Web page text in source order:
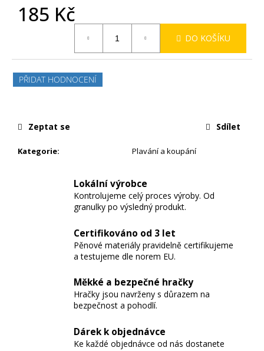
185 Kč
DO KOŠÍKU
PŘIDAT HODNOCENÍ
Kategorie: Plavání a koupání
Zeptat se Sdílet
Lokální výrobce
Kontrolujeme celý proces výroby. Od
granulky po výsledný produkt.
Certifikováno od 3 let
Pěnové materiály pravidelně certifikujeme
a testujeme dle norem EU.
Měkké a bezpečné hračky
Hračky jsou navrženy s důrazem na
bezpečnost a pohodlí.
Dárek k objednávce
Ke každé objednávce od nás dostanete